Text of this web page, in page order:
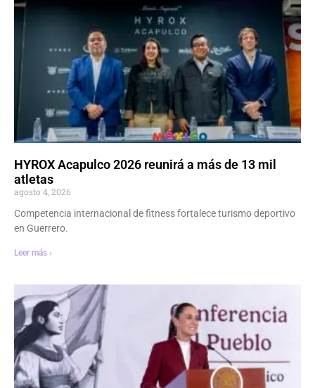
HYROX Acapulco 2026 reunirá a más de 13 mil
atletas
agosto 4, 2026
Competencia internacional de fitness fortalece turismo deportivo
en Guerrero.
Leer más ›